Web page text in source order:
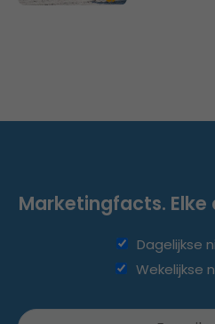
Marketingfacts. Elke
Dagelijkse
Wekelijkse